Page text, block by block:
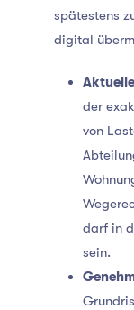
spätestens
digital
der
von
darf in
sein.